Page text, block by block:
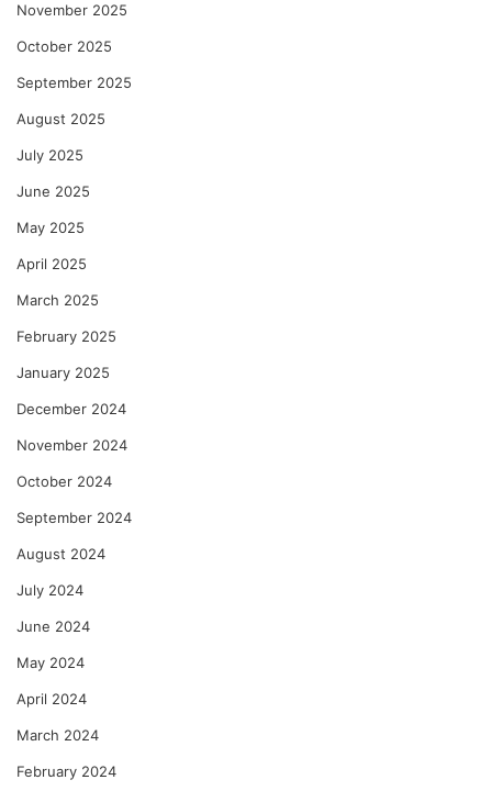
November 2025
October 2025
September 2025
August 2025
July 2025
June 2025
May 2025
April 2025
March 2025
February 2025
January 2025
December 2024
November 2024
October 2024
September 2024
August 2024
July 2024
June 2024
May 2024
April 2024
March 2024
February 2024